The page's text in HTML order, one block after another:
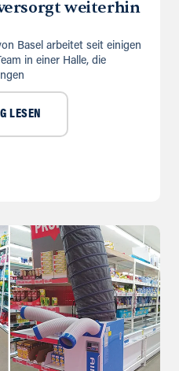
weiterhin
Basel arbeitet seit einigen
in einer Halle, die
LESEN